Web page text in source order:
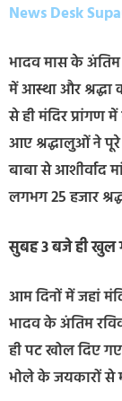
News Desk
भादव मास के अंतिम
में आस्था और
से ही मंदिर प्रांगण
आए श्रद्धालुओं ने
बाबा से आशीर्वाद
लगभग 25 हजार
सुबह 3 बजे ही खुल
आम दिनों में जहां
भादव के अंतिम
ही पट खोल दिए
भोले के जयकारों से